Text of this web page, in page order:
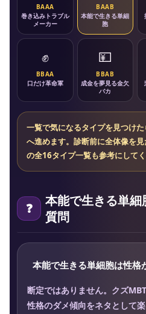
BAAA
巻き込みトラブル
メーカー
BAAB
本能で生きる単細
胞
✊
BBAA
口だけ革命軍
💴
BBAB
成金を夢見る金欠
バカ
一覧で気になるタイプを見つけ
へ進めます。診断前に全体像を見
の全16タイプ一覧も参考にしてく
本能で生きる単
質問
本能で生きる単細胞は性格
断定ではありません。クズ
性格のダメ傾向をネタとして